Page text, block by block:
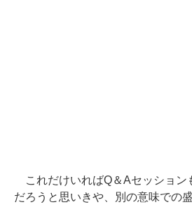
これだけいればQ＆Aセッション
だろうと思いきや、別の意味での